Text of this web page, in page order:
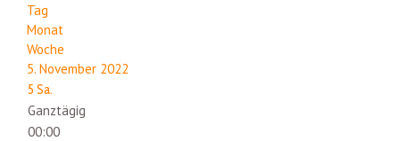
Tag
Monat
Woche
5. November 2022
5 Sa.
Ganztägig
00:00